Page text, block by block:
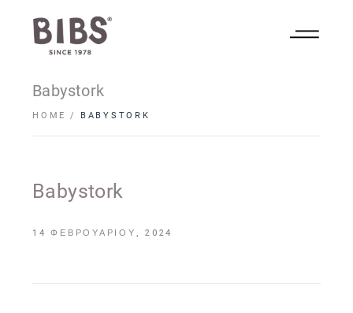
Babystork
HOME BABYSTORK
Babystork
14 ΦΕΒΡΟΥΑΡΊΟΥ, 2024